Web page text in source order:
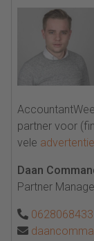
partner voor
vele
Daan
Partner
0628068433